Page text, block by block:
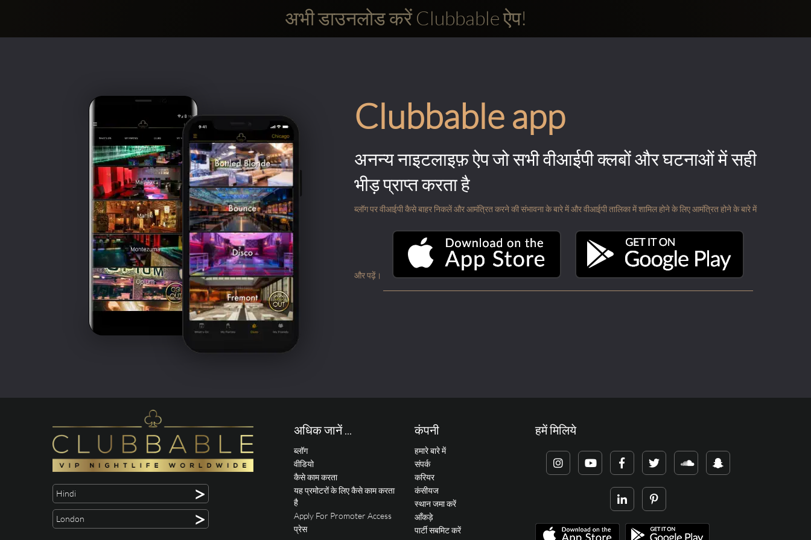
अभी डाउनलोड करें Clubbable ऐप!
Clubbable app
अनन्य नाइटलाइफ़ ऐप जो सभी वीआईपी क्लबों और घटनाओं में सही
भीड़ प्राप्त करता है
ब्लॉग पर वीआईपी कैसे बाहर निकलें और आमंत्रित करने की संभावना के बारे में और वीआईपी तालिका में शामिल होने के लिए आमंत्रित होने के बारे में
और पढ़ें।
Hindi >
London >
अधिक जानें ...
ब्लॉग
वीडियो
कैसे काम करता
यह प्रमोटरों के लिए कैसे काम करता
है
Apply For Promoter Access
प्रेस
कंपनी
हमारे बारे में
संपर्क
करियर
कंसीयज
स्थान जमा करें
आँकड़े
पार्टी सबमिट करें
हमें मिलिये